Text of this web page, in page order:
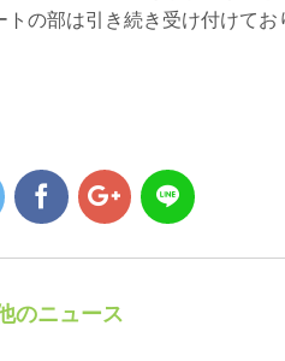
トの部は引き続き受け付けて
のニュース